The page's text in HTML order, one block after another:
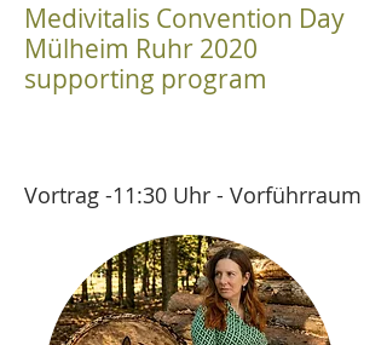
Medivitalis Convention Day
Mülheim Ruhr 2020
supporting program
Vortrag -11:30 Uhr - Vorführraum